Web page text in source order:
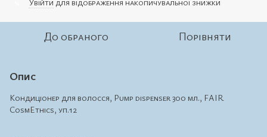
До обраного Порівняти
Опис
Кондиціонер для волосся, Pump dispenser 300 мл., FAIR
CosmEthics, уп.12